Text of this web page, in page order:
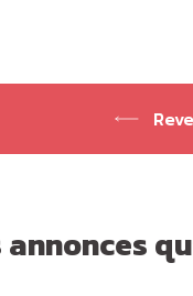
annonces